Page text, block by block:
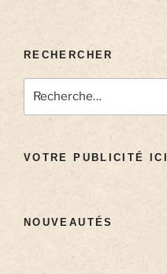
RECHERCHER
VOTRE PUBLICITÉ ICI
NOUVEAUTÉS